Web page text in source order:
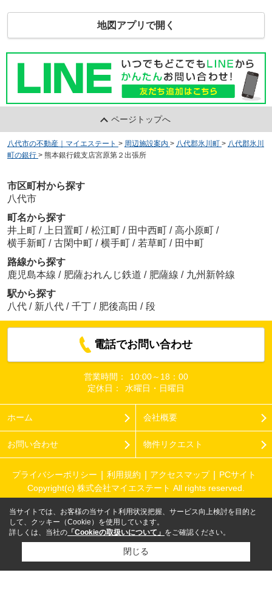
地図アプリで開く
ページトップへ
八代市の不動産｜マイエステート > 周辺施設案内 > 八代郡氷川町 > 八代郡氷川
町の銀行 > 熊本銀行鏡支店宮原第２出張所
市区町村から探す
八代市
町名から探す
井上町 / 上日置町 / 松江町 / 田中西町 / 高小原町 /
横手新町 / 古閑中町 / 横手町 / 若草町 / 田中町
路線から探す
鹿児島本線 / 肥薩おれんじ鉄道 / 肥薩線 / 九州新幹線
駅から探す
八代 / 新八代 / 千丁 / 肥後高田 / 段
電話でお問い合わせ
営業時間：
10:00～18：00
定休日：
水曜日・日曜日
ホーム 会社概要
お問い合わせ 物件リクエスト
プライバシーポリシー 利用規約 アクセスマップ
PCサイト
Copyright(c) 株式会社マイエステート All rights reserved.
当サイトでは、お客様の当サイト利用状況把握、サービス向上検討を目的と
して、クッキー（Cookie）を使用しています。
詳しくは、当社の 「Cookieの取扱いについて」 をご確認ください。
閉じる